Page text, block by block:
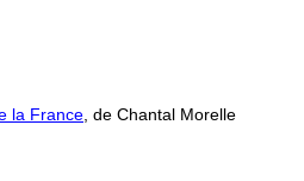
la France , de Chantal Morelle